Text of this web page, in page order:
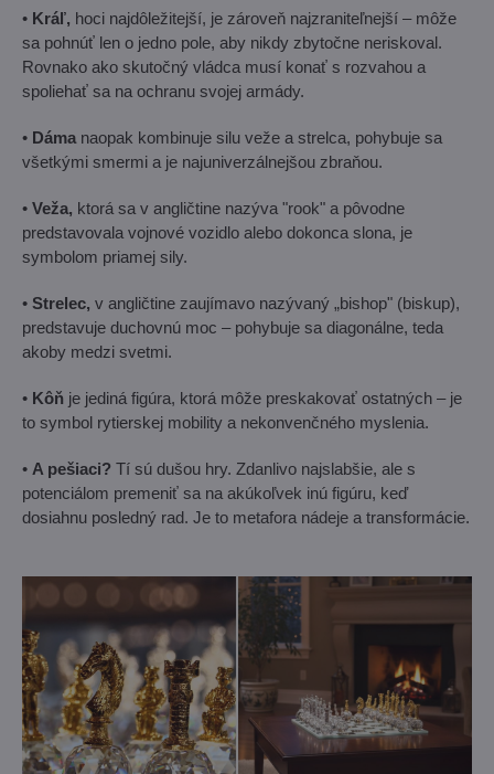
• Kráľ, hoci najdôležitejší, je zároveň najzraniteľnejší – môže
sa pohnúť len o jedno pole, aby nikdy zbytočne neriskoval.
Rovnako ako skutočný vládca musí konať s rozvahou a
spoliehať sa na ochranu svojej armády.
• Dáma naopak kombinuje silu veže a strelca, pohybuje sa
všetkými smermi a je najuniverzálnejšou zbraňou.
• Veža, ktorá sa v angličtine nazýva "rook" a pôvodne
predstavovala vojnové vozidlo alebo dokonca slona, ​​je
symbolom priamej sily.
• Strelec, v angličtine zaujímavo nazývaný „bishop" (biskup),
predstavuje duchovnú moc – pohybuje sa diagonálne, teda
akoby medzi svetmi.
• Kôň je jediná figúra, ktorá môže preskakovať ostatných – je
to symbol rytierskej mobility a nekonvenčného myslenia.
• A pešiaci? Tí sú dušou hry. Zdanlivo najslabšie, ale s
potenciálom premeniť sa na akúkoľvek inú figúru, keď
dosiahnu posledný rad. Je to metafora nádeje a transformácie.